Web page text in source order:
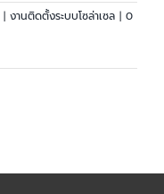
| งานติดตั้งระบบโซล่าเซล | 0